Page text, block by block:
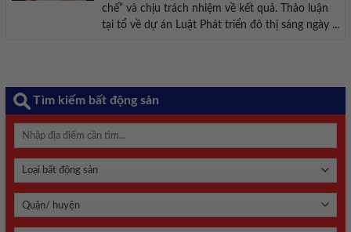
chế” và chịu trách nhiệm về kết quả. Thảo luận
tại tổ về dự án Luật Phát triển đô thị sáng ngày ...
Tìm kiếm bất động sản